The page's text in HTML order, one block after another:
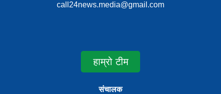
call24news.media@gmail.com
हाम्रो टीम
संचालक